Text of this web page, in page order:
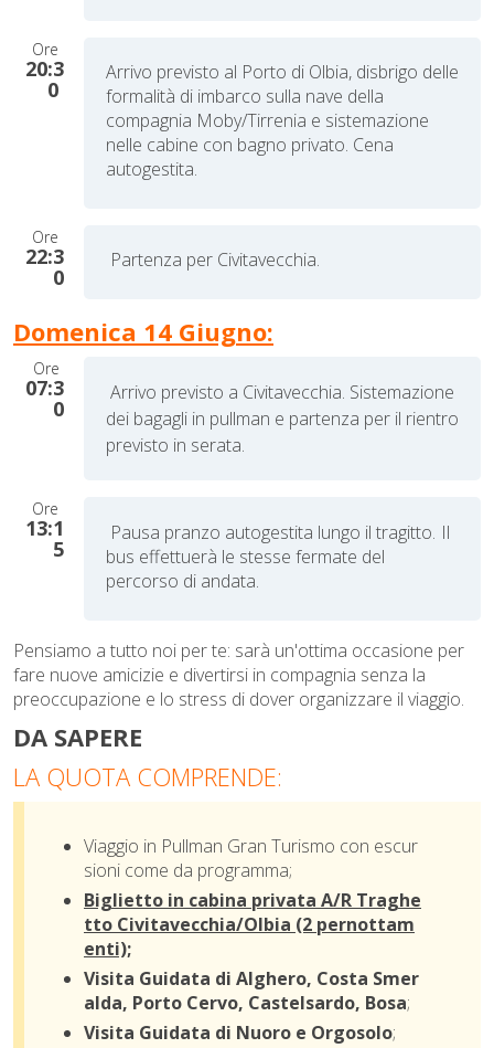
Ore
20:3
0
Arrivo previsto al Porto di Olbia, disbrigo delle
formalità di imbarco sulla nave della
compagnia Moby/Tirrenia e sistemazione
nelle cabine con bagno privato. Cena
autogestita.
Ore
22:3
0
Partenza per Civitavecchia.
Domenica 14 Giugno:
Ore
07:3
0
Arrivo previsto a Civitavecchia. Sistemazione
dei bagagli in pullman e partenza peril rientro
previsto in serata.
Ore
13:1
5
Pausa pranzo autogestita lungo il tragitto. Il
bus effettuerà le stesse fermate del
percorso di andata.
Pensiamo a tutto noi per te: sarà un'ottima occasione per
fare nuove amicizie e divertirsi in compagnia senza la
preoccupazione e lo stress di dover organizzare il viaggio.
DA SAPERE
LA QUOTA COMPRENDE:
Viaggio in Pullman Gran Turismo con escur
sioni come da programma;
Biglietto in cabina privata A/R Traghe
tto Civitavecchia/Olbia (2 pernottam
enti);
Visita Guidata di Alghero, Costa Smer
alda, Porto Cervo, Castelsardo, Bosa;
Visita Guidata di Nuoro e Orgosolo;